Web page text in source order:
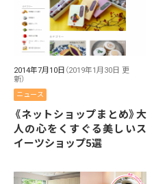
2014年7月10日 （2019年1月30日 更
新）
ニュース
《ネットショップまとめ》大
人の心をくすぐる美しいス
イーツショップ5選